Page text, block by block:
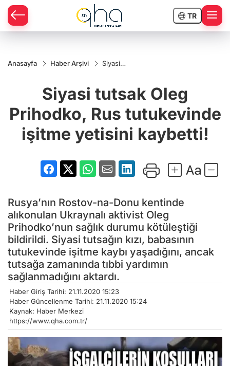
TR
Anasayfa Haber Arşivi
Siyasi
Rus
tutukevinde
yetisini
kaybetti!
Siyasi tutsak Oleg
Prihodko, Rus tutukevinde
işitme yetisini kaybetti!
Rusya’nın Rostov-na-Donu kentinde
alıkonulan Ukraynalı aktivist Oleg
Prihodko’nun sağlık durumu kötüleştiği
bildirildi. Siyasi tutsağın kızı, babasının
tutukevinde işitme kaybı yaşadığını, ancak
tutsağa zamanında tıbbi yardımın
sağlanmadığını aktardı.
Haber Giriş Tarihi: 21.11.2020 15:23
Haber Güncellenme Tarihi: 21.11.2020 15:24
Kaynak: Haber Merkezi
https://www.qha.com.tr/